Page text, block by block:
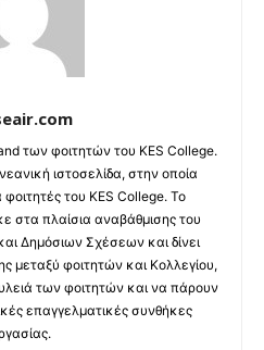
των φοιτητών του KES College.
ιστοσελίδα, στην οποία
του KES College. Το
στα πλαίσια αναβάθμισης του
Δημόσιων Σχέσεων και δίνει
μεταξύ φοιτητών και Κολλεγίου,
των φοιτητών και να πάρουν
επαγγελματικές συνθήκες